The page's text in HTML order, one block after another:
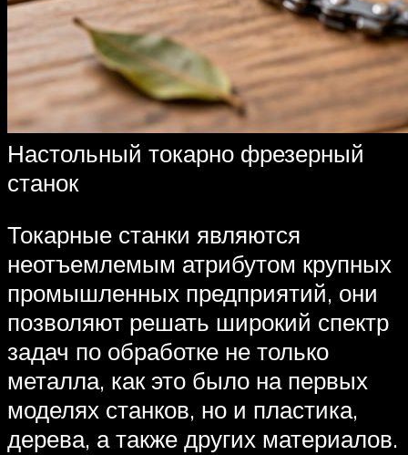
Настольный токарно фрезерный
станок
Токарные станки являются
неотъемлемым атрибутом крупных
промышленных предприятий, они
позволяют решать широкий спектр
задач по обработке не только
металла, как это было на первых
моделях станков, но и пластика,
дерева, а также других материалов.